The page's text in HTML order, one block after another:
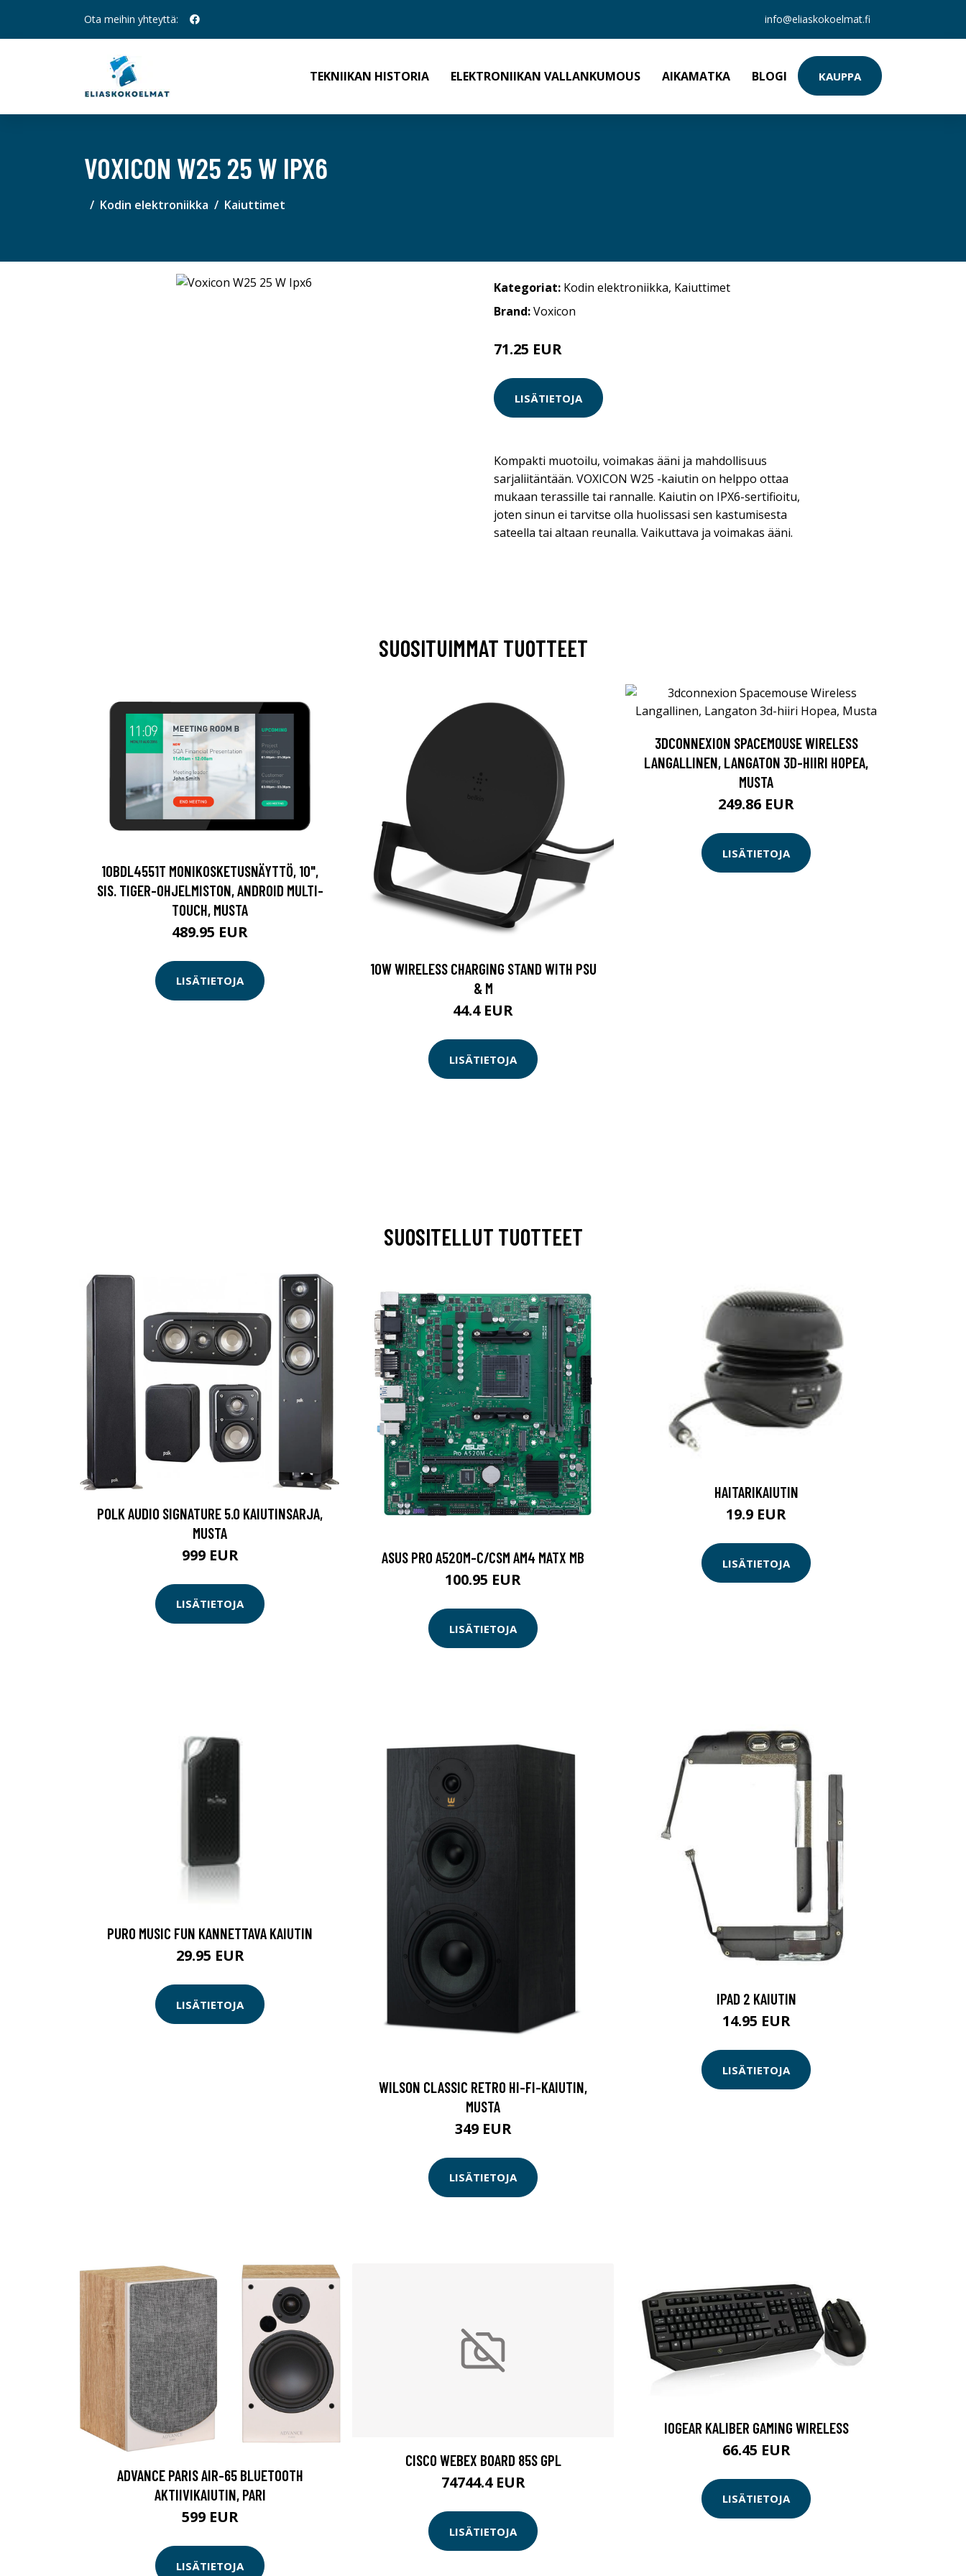
Ota meihin yhteyttä: info@eliaskokoelmat.fi
TEKNIIKAN HISTORIA ELEKTRONIIKAN VALLANKUMOUS AIKAMATKA BLOGI KAUPPA
VOXICON W25 25 W IPX6
Kodin elektroniikka Kaiuttimet
Kategoriat: Kodin elektroniikka, Kaiuttimet
Brand:Voxicon
71.25 EUR
LISÄTIETOJA
Kompakti muotoilu, voimakas ääni ja mahdollisuus
sarjaliitäntään. VOXICON W25 -kaiutin on helppo ottaa
mukaan terassille tai rannalle. Kaiutin on IPX6-sertifioitu,
joten sinun ei tarvitse olla huolissasi sen kastumisesta
sateella tai altaan reunalla. Vaikuttava ja voimakas ääni.
SUOSITUIMMAT TUOTTEET
10BDL4551T MONIKOSKETUSNÄYTTÖ, 10",
SIS. TIGER-OHJELMISTON, ANDROID MULTI-
TOUCH, MUSTA
489.95 EUR
LISÄTIETOJA
10W WIRELESS CHARGING STAND WITH PSU
& M
44.4 EUR
LISÄTIETOJA
3DCONNEXION SPACEMOUSE WIRELESS
LANGALLINEN, LANGATON 3D-HIIRI HOPEA,
MUSTA
249.86 EUR
LISÄTIETOJA
SUOSITELLUT TUOTTEET
POLK AUDIO SIGNATURE 5.0 KAIUTINSARJA,
MUSTA
999 EUR
LISÄTIETOJA
ASUS PRO A520M-C/CSM AM4 MATX MB
100.95 EUR
LISÄTIETOJA
HAITARIKAIUTIN
19.9 EUR
LISÄTIETOJA
PURO MUSIC FUN KANNETTAVA KAIUTIN
29.95 EUR
LISÄTIETOJA
WILSON CLASSIC RETRO HI-FI-KAIUTIN,
MUSTA
349 EUR
LISÄTIETOJA
IPAD 2 KAIUTIN
14.95 EUR
LISÄTIETOJA
ADVANCE PARIS AIR-65 BLUETOOTH
AKTIIVIKAIUTIN, PARI
599 EUR
LISÄTIETOJA
CISCO WEBEX BOARD 85S GPL
74744.4 EUR
LISÄTIETOJA
IOGEAR KALIBER GAMING WIRELESS
66.45 EUR
LISÄTIETOJA